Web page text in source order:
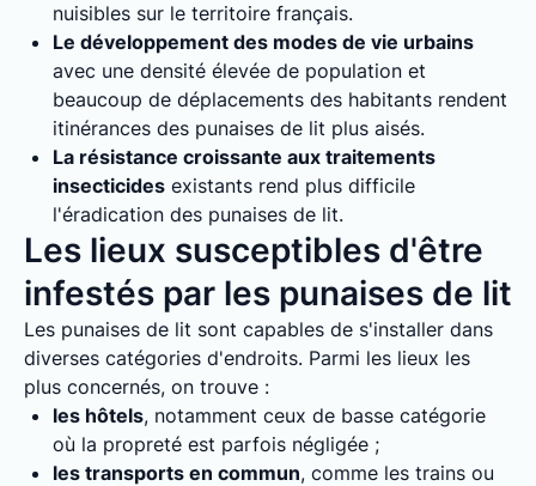
nuisibles sur le territoire français.
Le développement des modes de vie urbains
avec une densité élevée de population et
beaucoup de déplacements des habitants rendent
itinérances des punaises de lit plus aisés.
La résistance croissante aux traitements
insecticides existants rend plus difficile
l'éradication des punaises de lit.
Les lieux susceptibles d'être
infestés par les punaises de lit
Les punaises de lit sont capables de s'installer dans
diverses catégories d'endroits. Parmi les lieux les
plus concernés, on trouve :
les hôtels, notamment ceux de basse catégorie
où la propreté est parfois négligée ;
les transports en commun, comme les trains ou